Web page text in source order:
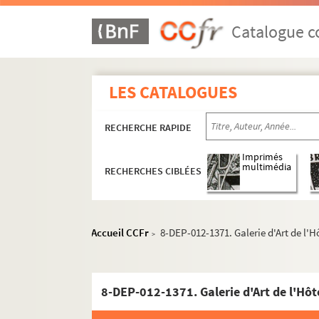
Catalogue
LES CATALOGUES
RECHERCHE RAPIDE
RECHERCHES CIBLÉES
Imprimés
multimédia
Accueil CCFr > 8-DEP-012-1371. Galerie d'Art de
8-DEP-012-1371. Galerie d'Art de
Paris
1er arrondissement
2e arrondissement
3e arrondissement
4e arrondissement
5e arrondissement
9e arrondissement